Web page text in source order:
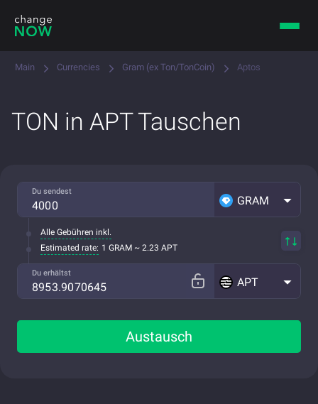
Main Currencies Gram (ex Ton/TonCoin) Aptos
TON in APT Tauschen
Du sendest
GRAM
Alle Gebühren inkl.
Estimated rate: 1 GRAM ~ 2.23 APT
Du erhältst
APT
Austausch